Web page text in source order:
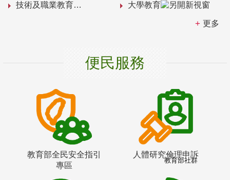
技術及職業教育 大學教育
更多
便民服務
教育部全民安全指引
專區
人體研究倫理申訴
教育部社群